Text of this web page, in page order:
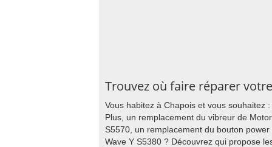
Trouvez où faire réparer
Vous habitez à Chapois et vous souhaitez
Plus, un remplacement du vibreur de
S5570, un remplacement du bouton
Wave Y S5380 ? Découvrez qui propose